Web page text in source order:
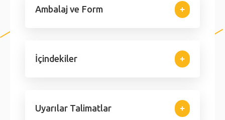
Ambalaj ve Form
İçindekiler
Uyarılar Talimatlar